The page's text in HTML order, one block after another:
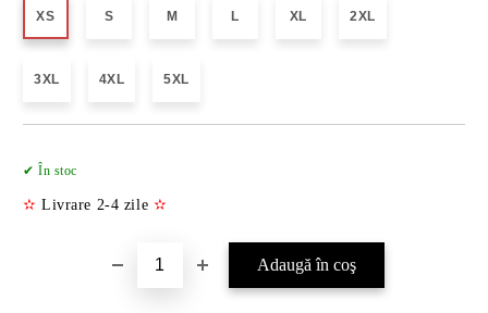
XS S M L XL 2XL
3XL 4XL 5XL
✔ În stoc
✫ Livrare 2-4 zile ✫